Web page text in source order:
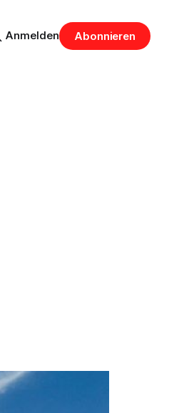
Anmelden Abonnieren